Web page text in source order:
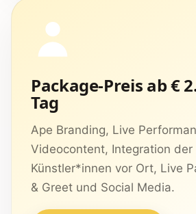
Package-Preis ab €
Tag
Ape Branding, Live
Videocontent, Integration der
Künstler*innen vor Ort, Live
& Greet und Social Media.